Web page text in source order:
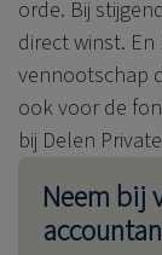
orde. Bij
direct winst.
vennootschap
ook voor de
bij Delen
Neem bij